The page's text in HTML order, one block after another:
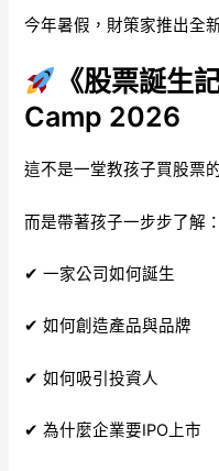
今年暑假，財策家推出全
《股票誕生
Camp 2026
這不是一堂教孩子買股票
而是帶著孩子一步步了解：
✔ 一家公司如何誕生
✔ 如何創造產品與品牌
✔ 如何吸引投資人
✔ 為什麼企業要IPO上市